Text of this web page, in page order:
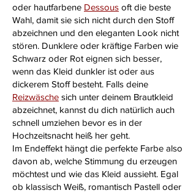
oder hautfarbene Dessous oft die beste
Wahl, damit sie sich nicht durch den Stoff
abzeichnen und den eleganten Look nicht
stören. Dunklere oder kräftige Farben wie
Schwarz oder Rot eignen sich besser,
wenn das Kleid dunkler ist oder aus
dickerem Stoff besteht. Falls deine
Reizwäsche sich unter deinem Brautkleid
abzeichnet, kannst du dich natürlich auch
schnell umziehen bevor es in der
Hochzeitsnacht heiß her geht.
Im Endeffekt hängt die perfekte Farbe also
davon ab, welche Stimmung du erzeugen
möchtest und wie das Kleid aussieht. Egal
ob klassisch Weiß, romantisch Pastell oder